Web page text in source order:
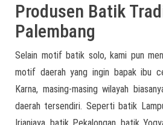
Produsen Batik
Palembang
Selain motif batik solo, kami pun
motif daerah yang ingin bapak ibu
Karna, masing-masing wilayah
daerah tersendiri. Seperti batik